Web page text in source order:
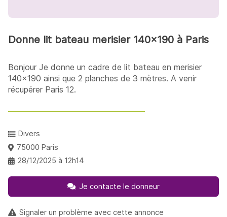
Donne lit bateau merisier 140x190 à Paris
Bonjour Je donne un cadre de lit bateau en merisier
140x190 ainsi que 2 planches de 3 mètres. A venir
récupérer Paris 12.
Divers
75000 Paris
28/12/2025 à 12h14
Je contacte le donneur
Signaler un problème avec cette annonce